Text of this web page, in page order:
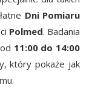
Dni Pomiaru
Polmed. Badania
od 11:00 do 14:00
który pokaże jak